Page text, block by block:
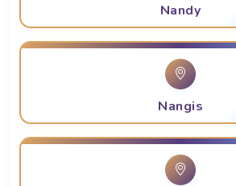
Nandy
Nangis